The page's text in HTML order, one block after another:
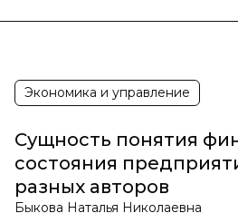
Экономика и управление
Сущность понятия
состояния
разных авторов
Быкова Наталья Николаевна